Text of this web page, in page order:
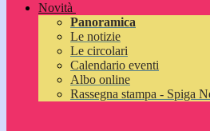
Novità
Panoramica
Le notizie
Le circolari
Calendario eventi
Albo online
Rassegna stampa - Spiga